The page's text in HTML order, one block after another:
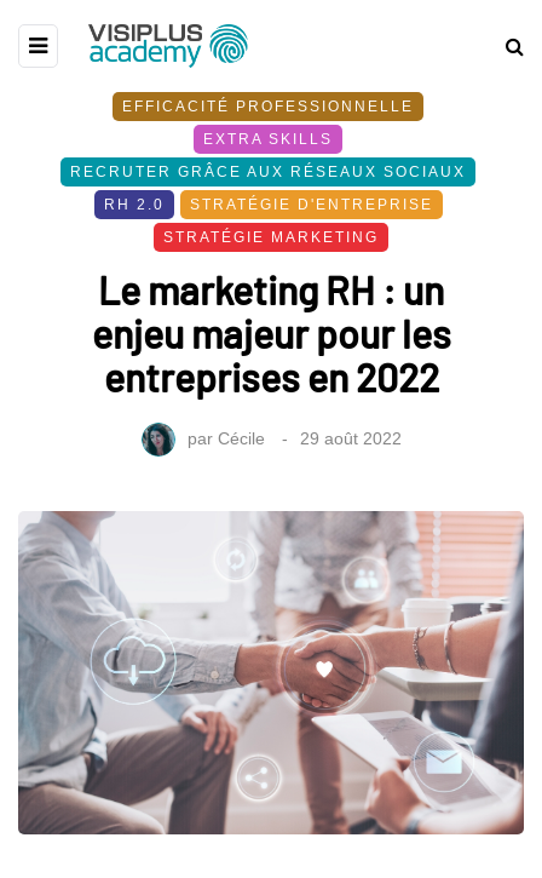
EFFICACITÉ PROFESSIONNELLE
EXTRA SKILLS
RECRUTER GRÂCE AUX RÉSEAUX SOCIAUX
RH 2.0
STRATÉGIE D'ENTREPRISE
STRATÉGIE MARKETING
Le marketing RH : un
enjeu majeur pour les
entreprises en 2022
par Cécile 29 août 2022